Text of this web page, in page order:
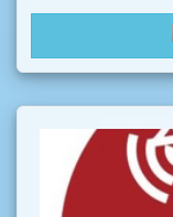
訂閱新聞情報